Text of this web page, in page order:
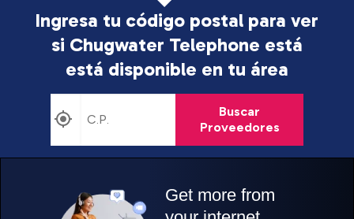
Ingresa tu código postal para ver
si Chugwater Telephone está
está disponible en tu área
Buscar
Proveedores